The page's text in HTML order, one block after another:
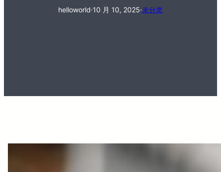
helloworld·10 月 10, 2025·未分类